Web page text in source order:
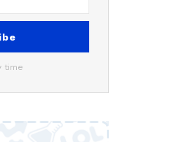
time